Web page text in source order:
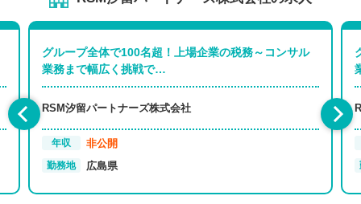
グループ全体で100名超！上場企業の税務～コンサル
業務まで幅広く挑戦で…
RSM汐留パートナーズ株式会社
年収 非公開
勤務地 広島県